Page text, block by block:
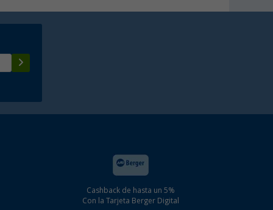
Cashback de hasta un 5%
Con la Tarjeta Berger Digital